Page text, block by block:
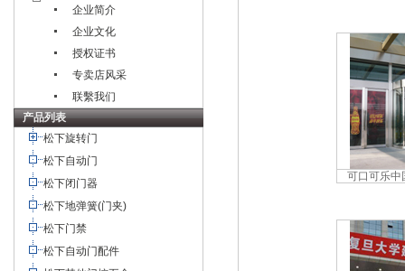
可口可乐中
企业简介
企业文化
授权证书
专卖店风采
联繫我们
产品列表
松下旋转门
松下自动门
松下闭门器
松下地弹簧(门夹)
松下门禁
松下自动门配件